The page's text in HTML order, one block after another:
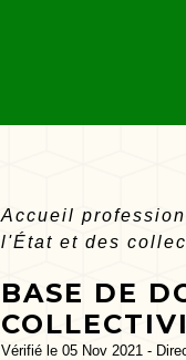
Accueil
l'État et des
BASE DE
Vérifié le 05 Nov 2021 -